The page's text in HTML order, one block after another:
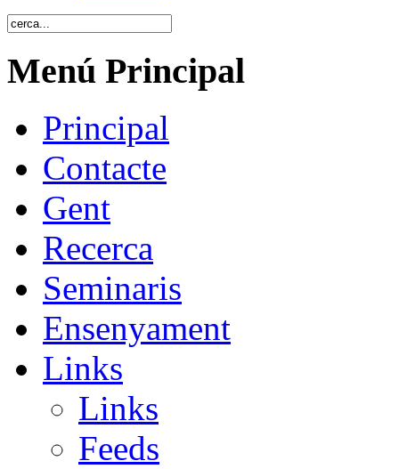
Menú Principal
Principal
Contacte
Gent
Recerca
Seminaris
Ensenyament
Links
Links
Feeds